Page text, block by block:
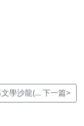
學沙龍(... 下一篇>